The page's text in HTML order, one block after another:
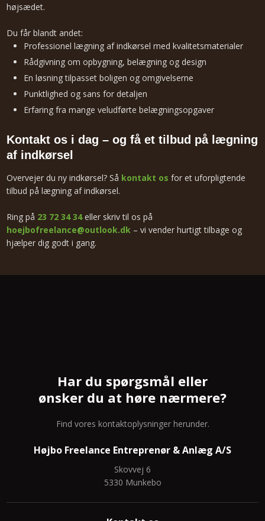
højsædet.
Du får blandt andet:
Professionel lægning af indkørsel med kvalitetsmaterialer
Rådgivning om opbygning, belægning og design
En løsning tilpasset boligen og omgivelserne
Punktlighed og sans for detaljen
Erfaring fra mange veludførte belægningsopgaver
Kontakt os i dag – og få et tilbud på lægning
af indkørsel
Overvejer du ny indkørsel? Så kontakt os for et uforpligtende
tilbud på lægning af indkørsel.
Ring på 23 72 34 34eller skriv til os på
hoejbofreelance@outlook.dk– vi vender hurtigt tilbage og
hjælper dig godt i gang.
Har du spørgsmål eller
ønsker du at høre nærmere?
Find vores kontaktoplysninger herunder.
Højbo Freelance Entreprenør & Anlæg A/S
Skovvej 6
5330 Munkebo